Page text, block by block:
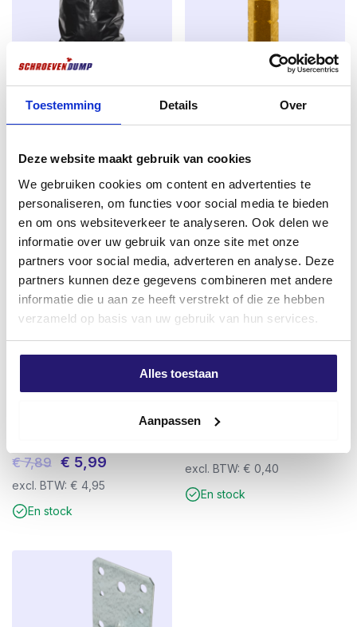
Toestemming Details Over
Deze website maakt gebruik van cookies
We gebruiken cookies om content en advertenties te
personaliseren, om functies voor social media te bieden
en om ons websiteverkeer te analyseren. Ook delen we
informatie over uw gebruik van onze site met onze
partners voor social media, adverteren en analyse. Deze
partners kunnen deze gegevens combineren met andere
informatie die u aan ze heeft verstrekt of die ze hebben
verzameld op basis van uw gebruik van hun services.
Alles toestaan
Aanpassen
Sous la tête de la vis se trouvent des nervures
spéciales qui percent le trou dans la lame de terrasse,
pour éviter une trop grande tension sur la vis. Les vis
de terrasse Screwdump ont un entraînement Torx
(TX). Les avantages de l’entraînement Torx sont un
meilleur transfert de puissance entre l’outil et la vis, et
un risque moindre d’éjection de l’outil de la vis. Cela
construction de qualité
supérieure pour bennes à vis
€0,50
excl. BTW: €
En stock
titane
excl. BTW:€
Rupture de stock
Bouchons à percussion 8.0 x 80
€7,89 Le
prix
initial
€ 5,99
excl. BTW: € 4,95
En stock
GB cale, plastique 100x45x18
excl. BTW:€ 0,40
En stock